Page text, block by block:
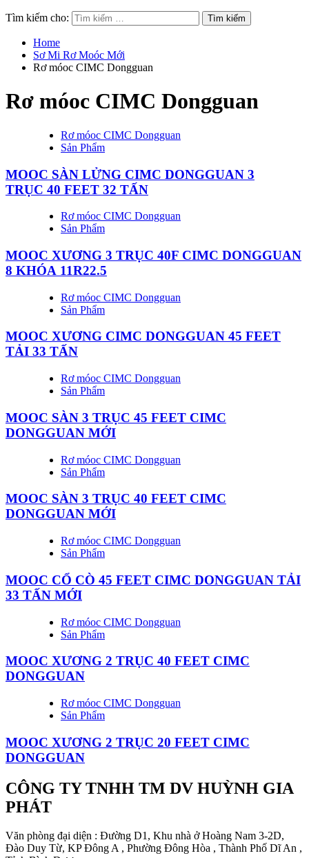
Tìm kiếm cho:
Home
Sơ Mi Rơ Moóc Mới
Rơ móoc CIMC Dongguan
Rơ móoc CIMC Dongguan
Rơ móoc CIMC Dongguan
Sản Phẩm
MOOC SÀN LỬNG CIMC DONGGUAN 3
TRỤC 40 FEET 32 TẤN
Rơ móoc CIMC Dongguan
Sản Phẩm
MOOC XƯƠNG 3 TRỤC 40F CIMC DONGGUAN
8 KHÓA 11R22.5
Rơ móoc CIMC Dongguan
Sản Phẩm
MOOC XƯƠNG CIMC DONGGUAN 45 FEET
TẢI 33 TẤN
Rơ móoc CIMC Dongguan
Sản Phẩm
MOOC SÀN 3 TRỤC 45 FEET CIMC
DONGGUAN MỚI
Rơ móoc CIMC Dongguan
Sản Phẩm
MOOC SÀN 3 TRỤC 40 FEET CIMC
DONGGUAN MỚI
Rơ móoc CIMC Dongguan
Sản Phẩm
MOOC CỔ CÒ 45 FEET CIMC DONGGUAN TẢI
33 TẤN MỚI
Rơ móoc CIMC Dongguan
Sản Phẩm
MOOC XƯƠNG 2 TRỤC 40 FEET CIMC
DONGGUAN
Rơ móoc CIMC Dongguan
Sản Phẩm
MOOC XƯƠNG 2 TRỤC 20 FEET CIMC
DONGGUAN
CÔNG TY TNHH TM DV HUỲNH GIA
PHÁT
Văn phòng đại diện : Đường D1, Khu nhà ở Hoàng Nam 3-2D,
Đào Duy Từ, KP Đông A , Phường Đông Hòa , Thành Phố Dĩ An ,